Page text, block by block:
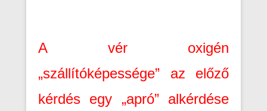
A vér oxigén
„szállítóképessége” az előző
kérdés egy „apró” alkérdése